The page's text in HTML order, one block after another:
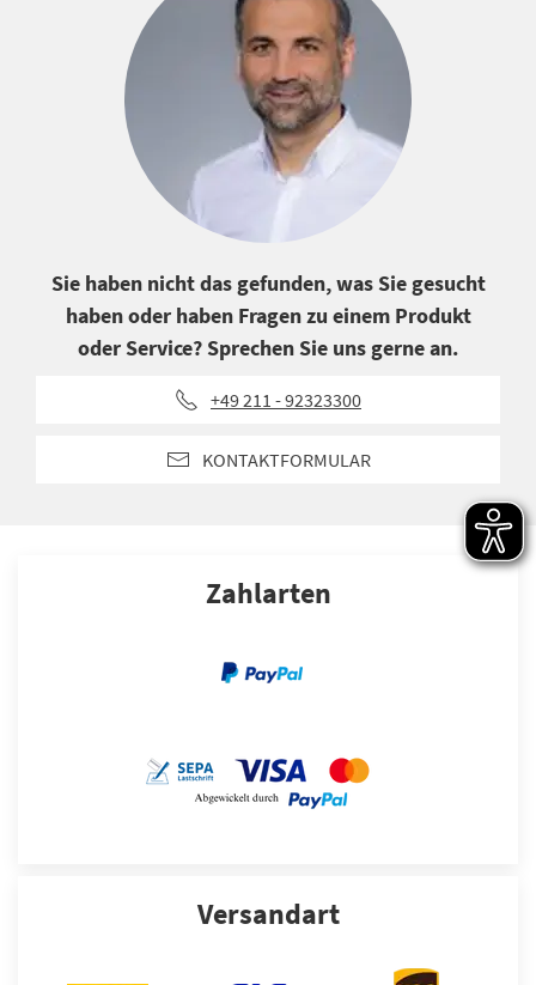
Sie haben nicht das gefunden, was Sie gesucht
haben oder haben Fragen zu einem Produkt
oder Service? Sprechen Sie uns gerne an.
+49 211 - 92323300
KONTAKTFORMULAR
Zahlarten
Versandart